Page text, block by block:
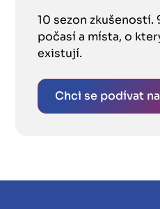
10 sezon zkušeností.
počasí a místa, o
existují.
Chci se podívat